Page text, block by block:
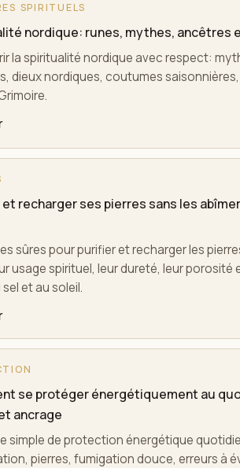
SPIRITUELS
nordique: runes, mythes, ancêtres
la spiritualité nordique avec respect:
dieux nordiques, coutumes
recharger ses pierres sans les
sûres pour purifier et recharger les
usage spirituel, leur dureté, leur porosité
et au soleil.
se protéger énergétiquement au
ancrage
simple de protection énergétique
pierres, fumigation douce, erreurs à